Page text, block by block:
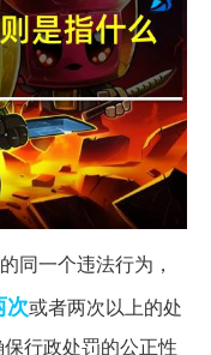
同一个违法行为，
次或者两次以上的处
行政处罚的公正性